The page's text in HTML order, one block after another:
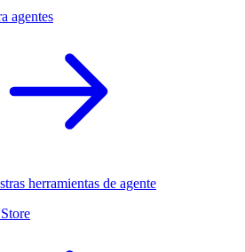
agentes
herramientas de agente